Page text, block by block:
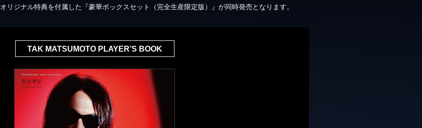
リジナル特典を付属した『豪華ボックスセット（完全生産限定版）』が同時発売となります。
TAK MATSUMOTO PLAYER’S BOOK